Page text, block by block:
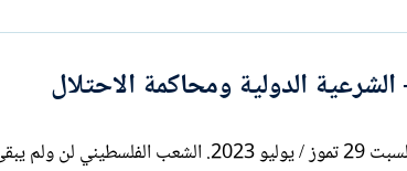
الدولية ومحاكمة الاحتلال
بقلم: سري القدوة السبت 29 تموز / يوليو 2023.